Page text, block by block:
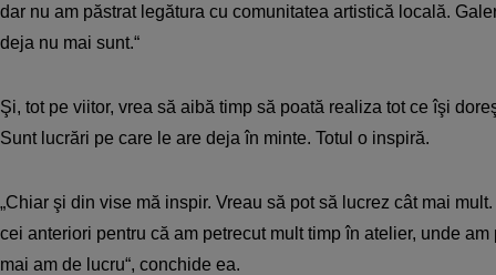
dar nu am păstrat legătura cu comunitatea artistică locală.
deja nu mai sunt.“
Şi, tot pe viitor, vrea să aibă timp să poată realiza tot ce îşi
Sunt lucrări pe care le are deja în minte. Totul o inspiră.
„Chiar şi din vise mă inspir. Vreau să pot să lucrez cât mai
cei anteriori pentru că am petrecut mult timp în atelier, unde
mai am de lucru“, conchide ea.